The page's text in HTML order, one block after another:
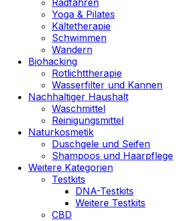
Yoga & Pilates
Kältetherapie
Schwimmen
Wandern
Biohacking
Rotlichttherapie
Wasserfilter und Kannen
Nachhaltiger Haushalt
Waschmittel
Reinigungsmittel
Naturkosmetik
Duschgele und Seifen
Shampoos und Haarpflege
Weitere Kategorien
Testkits
DNA-Testkits
Weitere Testkits
CBD